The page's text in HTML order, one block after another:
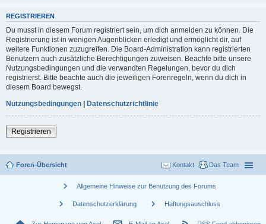
REGISTRIEREN
Du musst in diesem Forum registriert sein, um dich anmelden zu können. Die
Registrierung ist in wenigen Augenblicken erledigt und ermöglicht dir, auf
weitere Funktionen zuzugreifen. Die Board-Administration kann registrierten
Benutzern auch zusätzliche Berechtigungen zuweisen. Beachte bitte unsere
Nutzungsbedingungen und die verwandten Regelungen, bevor du dich
registrierst. Bitte beachte auch die jeweiligen Forenregeln, wenn du dich in
diesem Board bewegst.
Nutzungsbedingungen | Datenschutzrichtlinie
Registrieren
Foren-Übersicht Das Team
Kontakt
chevron_right Allgemeine Hinweise zur Benutzung des Forums
chevron_right Datenschutzerklärung chevron_right Haftungsauschluss